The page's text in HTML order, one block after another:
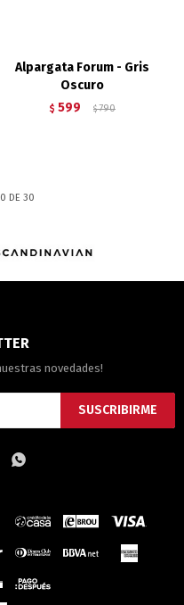
Alpargata Forum - Gris
Oscuro
$ 599 $ 790
DE 30
novedades!
SUSCRIBIRME
